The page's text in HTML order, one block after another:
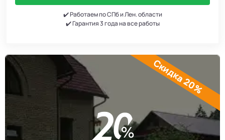
✔️ Работаем по СПб и Лен. области
✔️ Гарантия 3 года на все работы
Скидка 20%